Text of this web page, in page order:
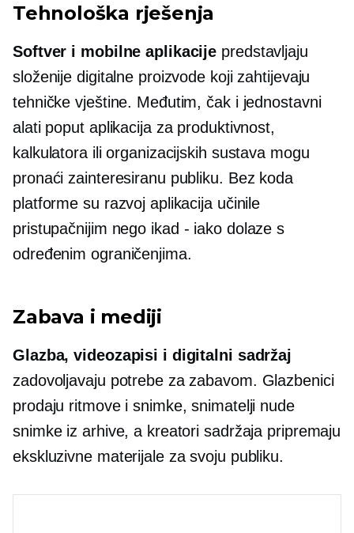
Tehnološka rješenja
Softver i mobilne aplikacije predstavljaju
složenije digitalne proizvode koji zahtijevaju
tehničke vještine. Međutim, čak i jednostavni
alati poput aplikacija za produktivnost,
kalkulatora ili organizacijskih sustava mogu
pronaći zainteresiranu publiku. Bez koda
platforme su razvoj aplikacija učinile
pristupačnijim nego ikad - iakodolaze s
određenim ograničenjima.
Zabava i mediji
Glazba, videozapisi i digitalni sadržaj
zadovoljavaju potrebe za zabavom. Glazbenici
prodaju ritmove i snimke, snimatelji nude
snimke iz arhive, a kreatori sadržaja pripremaju
ekskluzivne materijale za svoju publiku.